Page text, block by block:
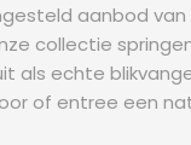
aanbod
collectie
als echte
of entree een